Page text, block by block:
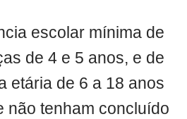
escolar mínima de
de 4 e 5 anos, e de
etária de 6 a 18 anos
não tenham concluído